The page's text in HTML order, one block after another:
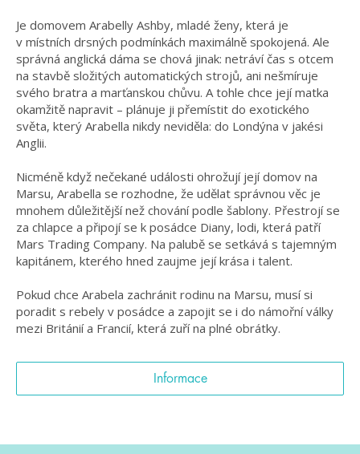
Je domovem Arabelly Ashby, mladé ženy, která je
v místních drsných podmínkách maximálně spokojená. Ale
správná anglická dáma se chová jinak: netráví čas s otcem
na stavbě složitých automatických strojů, ani nešmíruje
svého bratra a marťanskou chůvu. A tohle chce její matka
okamžitě napravit – plánuje ji přemístit do exotického
světa, který Arabella nikdy neviděla: do Londýna v jakési
Anglii.
Nicméně když nečekané události ohrožují její domov na
Marsu, Arabella se rozhodne, že udělat správnou věc je
mnohem důležitější než chování podle šablony. Přestrojí se
za chlapce a připojí se k posádce Diany, lodi, která patří
Mars Trading Company. Na palubě se setkává s tajemným
kapitánem, kterého hned zaujme její krása i talent.
Pokud chce Arabela zachránit rodinu na Marsu, musí si
poradit s rebely v posádce a zapojit se i do námořní války
mezi Británií a Francií, která zuří na plné obrátky.
Informace